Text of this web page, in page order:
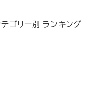
ゴリー別 ランキング